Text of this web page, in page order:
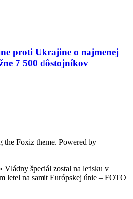
proti Ukrajine o najmenej
7 500 dôstojníkov
the Foxiz theme. Powered by
» Vládny špeciál zostal na letisku v
letel na samit Európskej únie – FOTO